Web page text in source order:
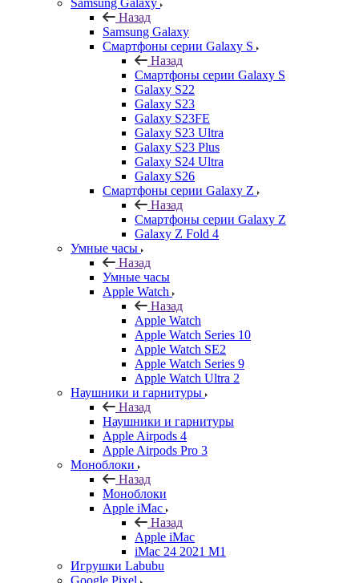
Samsung Galaxy
Назад
Samsung Galaxy
Смартфоны серии Galaxy S
Назад
Смартфоны серии Galaxy S
Galaxy S22
Galaxy S23
Galaxy S23FE
Galaxy S23 Ultra
Galaxy S23 Plus
Galaxy S24 Ultra
Galaxy S26
Смартфоны серии Galaxy Z
Назад
Смартфоны серии Galaxy Z
Galaxy Z Fold 4
Умные часы
Назад
Умные часы
Apple Watch
Назад
Apple Watch
Apple Watch Series 10
Apple Watch SE2
Apple Watch Series 9
Apple Watch Ultra 2
Наушники и гарнитуры
Назад
Наушники и гарнитуры
Apple Airpods 4
Apple Airpods Pro 3
Моноблоки
Назад
Моноблоки
Apple iMac
Назад
Apple iMac
iMac 24 2021 M1
Игрушки Labubu
Google Pixel